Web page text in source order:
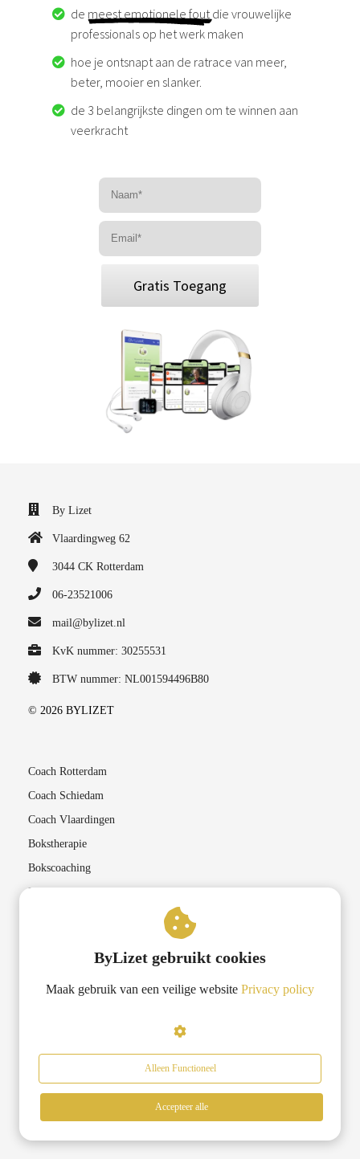
de meest emotionele fout die vrouwelijke
professionals op het werk maken
hoe je ontsnapt aan de ratrace van meer,
beter, mooier en slanker.
de 3 belangrijkste dingen om te winnen aan
veerkracht
Gratis Toegang
By Lizet
Vlaardingweg 62
3044 CK Rotterdam
06-23521006
mail@bylizet.nl
KvK nummer: 30255531
BTW nummer: NL001594496B80
© 2026 BYLIZET
Coach Rotterdam
Coach Schiedam
Coach Vlaardingen
Bokstherapie
Bokscoaching
Lichaamsgerichte therapieën
Lifecoach Rotterdam
Transformatiecoaching Rotterdam
Loopbaan coach Rotterdam
ByLizet gebruikt cookies
Maak gebruik van een veilige website Privacy policy
Alleen Functioneel
Accepteer alle